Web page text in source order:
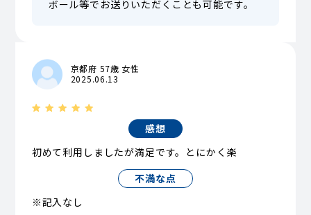
ボール等でお送りいただくことも可能です。
京都府 57歳 女性
2025.06.13
感想
初めて利用しましたが満足です。とにかく楽
不満な点
※記入なし